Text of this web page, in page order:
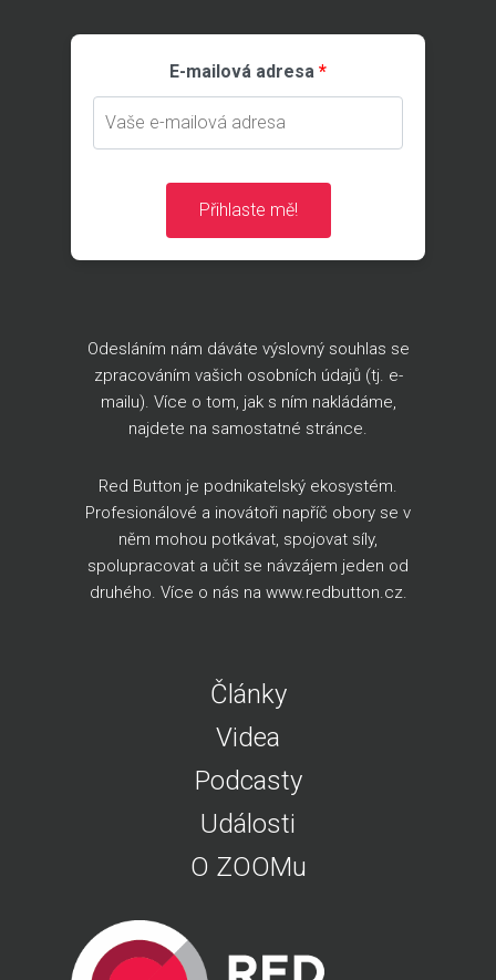
E-mailová adresa
Přihlaste mě!
Odesláním nám dáváte výslovný souhlas se
zpracováním vašich osobních údajů (tj. e-
mailu). Více o tom, jak s ním nakládáme,
najdete na samostatné stránce.
Red Button je podnikatelský ekosystém.
Profesionálové a inovátoři napříč obory se v
něm mohou potkávat, spojovat síly,
spolupracovat a učit se návzájem jeden od
druhého. Více o nás na www.redbutton.cz.
Články
Videa
Podcasty
Události
O ZOOMu